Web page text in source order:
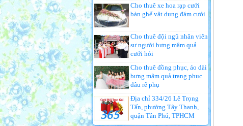
Cho thuê xe hoa rạp cưới
bàn ghế vật dụng đám cưới
Cho thuê đội ngũ nhân viên
sự người bưng mâm quả
cưới hỏi
Cho thuê đồng phục, áo dài
bưng mâm quả trang phục
dâu rể phụ
Địa chỉ 334/26 Lê Trọng
Tấn, phường Tây Thạnh,
quận Tân Phú, TPHCM